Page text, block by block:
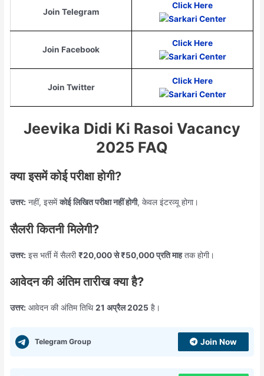
Join Telegram
Click Here
Join Facebook
Click Here
Join Twitter
Click Here
Jeevika Didi Ki Rasoi Vacancy
2025 FAQ
क्या इसमें कोई परीक्षा होगी?
उत्तर: नहीं, इसमेंकोई लिखित परीक्षा नहीं होगी, केवल इंटरव्यू होगा।
सैलरी कितनी मिलेगी?
उत्तर: इस भर्ती में सैलरी₹20,000 से ₹50,000 प्रति माहतक होगी।
आवेदन की अंतिम तारीख क्या है?
उत्तर: आवेदन की अंतिम तिथि21 अप्रैल 2025 है।
Telegram Group Join Now